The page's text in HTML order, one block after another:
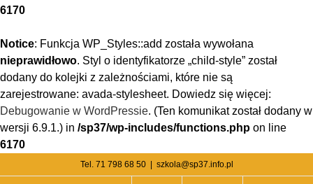
6170
Notice: Funkcja WP_Styles::add została wywołana
nieprawidłowo. Styl o identyfikatorze „child-style” został
dodany do kolejki z zależnościami, które nie są
zarejestrowane: avada-stylesheet. Dowiedz się więcej:
Debugowanie w WordPressie. (Ten komunikat został dodany w
wersji 6.9.1.) in /sp37/wp-includes/functions.php on line
6170
do
Tel. 71 798 68 50 szkola@sp37.info.pl